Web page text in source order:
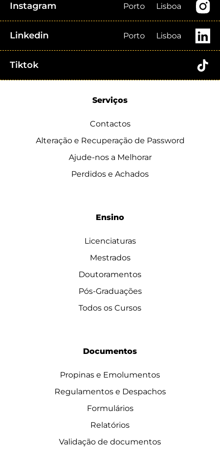
Instagram Porto Lisboa
Linkedin Porto Lisboa
Tiktok
Serviços
Contactos
Alteração e Recuperação de Password
Ajude-nos a Melhorar
Perdidos e Achados
Ensino
Licenciaturas
Mestrados
Doutoramentos
Pós-Graduações
Todos os Cursos
Documentos
Propinas e Emolumentos
Regulamentos e Despachos
Formulários
Relatórios
Validação de documentos